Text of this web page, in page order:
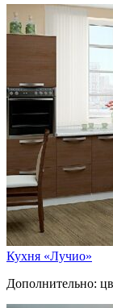
Кухня «Лучио»
Дополнительно: